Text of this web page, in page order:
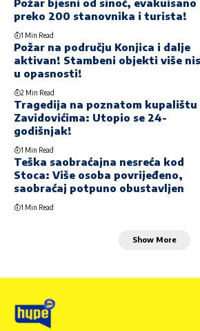
Požar bjesni od sinoć, evakuisano
preko 200 stanovnika i turista!
1 Min Read
Požar na području Konjica i dalje
aktivan! Stambeni objekti više
u opasnosti!
2 Min Read
Tragedija na poznatom kupalištu
Zavidovićima: Utopio se 24-
godišnjak!
1 Min Read
Teška saobraćajna nesreća kod
Stoca: Više osoba povrijeđeno,
saobraćaj potpuno obustavljen
1 Min Read
Show More